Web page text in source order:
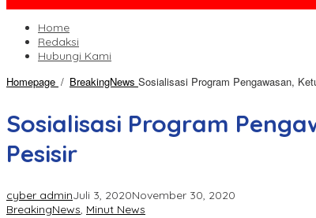
Home
Redaksi
Hubungi Kami
Homepage / BreakingNews Sosialisasi Program Pengawasan,
Sosialisasi Program
Pesisir
cyber adminJuli 3, 2020November 30, 2020
BreakingNews, Minut News